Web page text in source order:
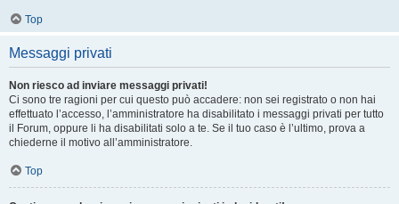
Top
Messaggi privati
Non riesco ad inviare messaggi privati!
Ci sono tre ragioni per cui questo può accadere: non sei registrato o non hai
effettuato l’accesso, l’amministratore ha disabilitato i messaggi privati per tutto
il Forum, oppure li ha disabilitati solo a te. Se il tuo caso è l’ultimo, prova a
chiederne il motivo all’amministratore.
Top